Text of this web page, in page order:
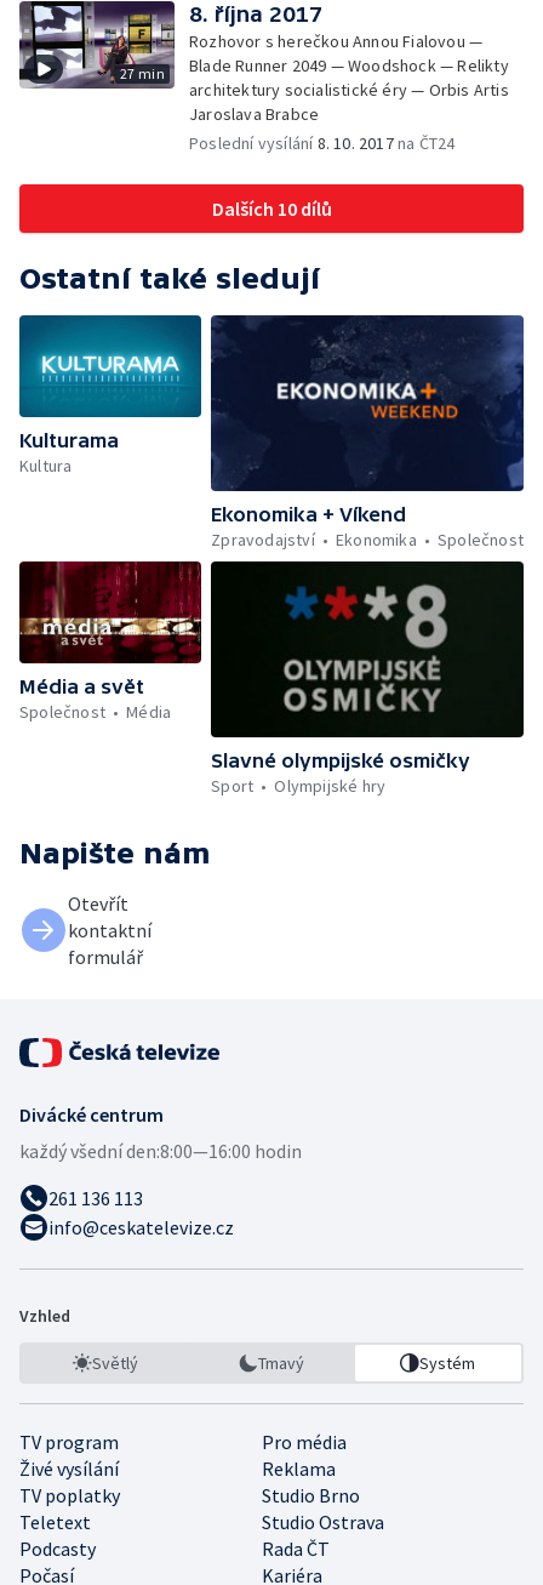
27 min
8. října 2017
Rozhovor s herečkou Annou Fialovou —
Blade Runner 2049 — Woodshock — Relikty
architektury socialistické éry — Orbis Artis
Jaroslava Brabce
Poslední vysílání8. 10. 2017na ČT24
Dalších 10 dílů
Ostatní také sledují
Kulturama
Kultura
Ekonomika + Víkend
Zpravodajství
Ekonomika Společnost
Média a svět
Společnost
Média
Slavné olympijské osmičky
Sport
Olympijské hry
Napište nám
Otevřít
kontaktní
formulář
Divácké centrum
každý všední den:8:00—16:00 hodin
261 136 113
info@ceskatelevize.cz
Vzhled
Světlý Tmavý Systém
TV program
Pro média
Živé vysílání
Reklama
TV poplatky
Studio Brno
Teletext
Studio Ostrava
Podcasty
Rada ČT
Počasí
Kariéra